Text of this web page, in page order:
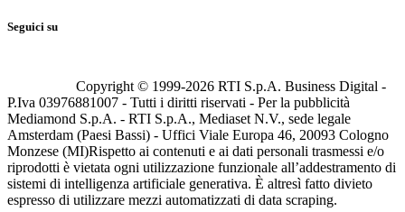
Seguici su
Copyright © 1999-2026 RTI S.p.A. Business Digital -
P.Iva 03976881007 - Tutti i diritti riservati - Per la pubblicità
Mediamond S.p.A. - RTI S.p.A., Mediaset N.V., sede legale
Amsterdam (Paesi Bassi) - Uffici Viale Europa 46, 20093 Cologno
Monzese (MI)Rispetto ai contenuti e ai dati personali trasmessi e/o
riprodotti è vietata ogni utilizzazione funzionale all’addestramento di
sistemi di intelligenza artificiale generativa. È altresì fatto divieto
espresso di utilizzare mezzi automatizzati di data scraping.